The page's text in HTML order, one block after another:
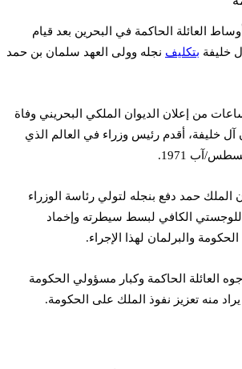
العائلة الحاكمة في البحرين بعد قيام
خليفة بتكليف نجله وولى العهد سلمان بن حمد
من إعلان الديوان الملكي البحريني وفاة
خليفة، أقدم رئيس وزراء في العالم الذي
حمد دفع بنجله لتولي رئاسة الوزراء
الكافي لبسط سيطرته وإخماد
والبرلمان لهذا الإجراء.
العائلة الحاكمة وكبار مسؤولي الحكومة
منه تعزيز نفوذ الملك على الحكومة.